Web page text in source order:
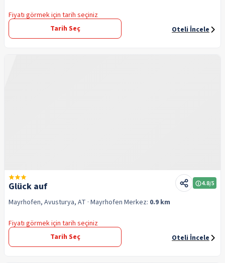
Fiyatı görmek için tarih seçiniz
Tarih Seç
Oteli İncele
Glück auf 4.8/5
Mayrhofen, Avusturya, AT · Mayrhofen Merkez: 0.9 km
Fiyatı görmek için tarih seçiniz
Tarih Seç
Oteli İncele